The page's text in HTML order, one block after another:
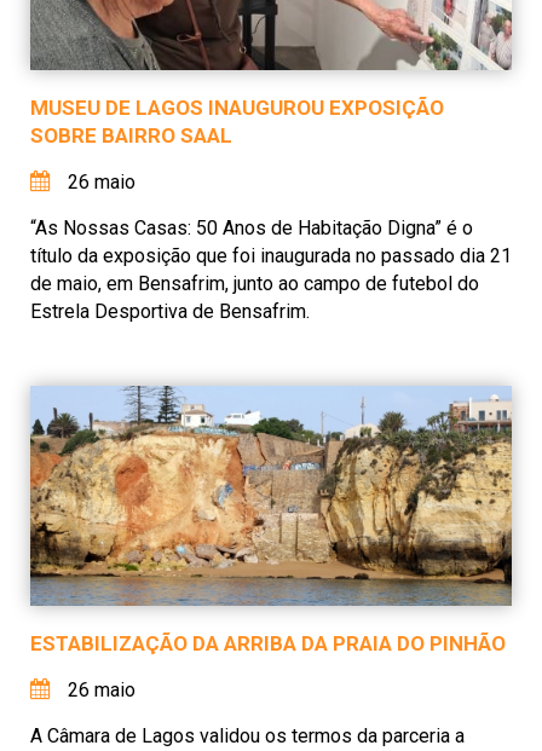
MUSEU DE LAGOS INAUGUROU EXPOSIÇÃO
SOBRE BAIRRO SAAL
26 maio
“As Nossas Casas: 50 Anos de Habitação Digna” é o
título da exposição que foi inaugurada no passado dia 21
de maio, em Bensafrim, junto ao campo de futebol do
Estrela Desportiva de Bensafrim.
ESTABILIZAÇÃO DA ARRIBA DA PRAIA DO PINHÃO
26 maio
A Câmara de Lagos validou os termos da parceria a